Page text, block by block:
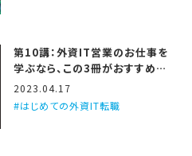
第10講：外資IT営業のお仕事を
学ぶなら、この3冊がおすすめや
で
2023.04.17
はじめての外資IT転職